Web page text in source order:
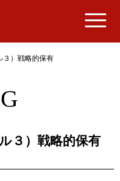
３）戦略的保有
３）戦略的保有